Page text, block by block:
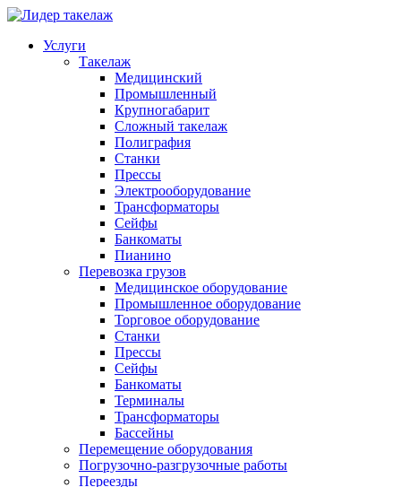
Услуги
Такелаж
Медицинский
Промышленный
Крупногабарит
Сложный такелаж
Полиграфия
Станки
Прессы
Электрооборудование
Трансформаторы
Сейфы
Банкоматы
Пианино
Перевозка грузов
Медицинское оборудование
Промышленное оборудование
Торговое оборудование
Станки
Прессы
Сейфы
Банкоматы
Терминалы
Трансформаторы
Бассейны
Перемещение оборудования
Погрузочно-разгрузочные работы
Переезды